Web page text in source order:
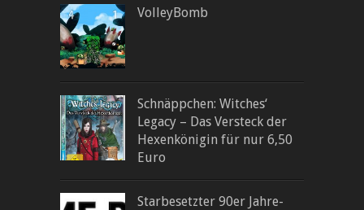
VolleyBomb
Schnäppchen: Witches‘
Legacy – Das Versteck der
Hexenkönigin für nur 6,50
Euro
Starbesetzter 90er Jahre-